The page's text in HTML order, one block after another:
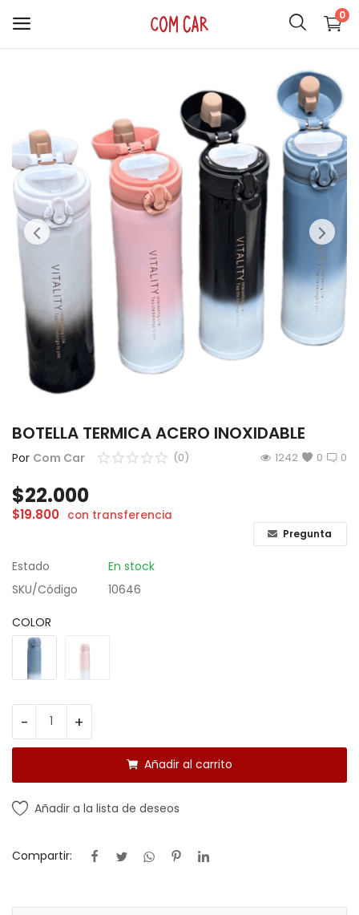
0
CELULARES
HOGAR
AUDIO
SMARTWATCH
COMPUTACIÓN
ILUMINACIÓN
SOPORTES
CÁMARAS
INFANTIL
Lista de deseos
Acceso
Localización
ARS ($)
BOTELLA TERMICA ACERO INOXIDABLE
Por Com Car 0
(0) 0
1242
$22.000
$19.800 con transferencia
Pregunta
Estado
En stock
SKU/Código
10646
COLOR
- +
Añadir al carrito
Añadir a la lista de deseos
Compartir: